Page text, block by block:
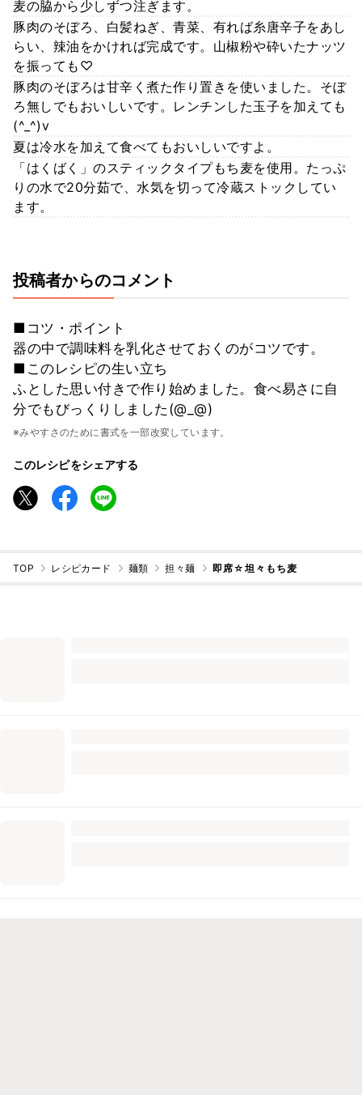
麦の脇から少しずつ注ぎます。
豚肉のそぼろ、白髪ねぎ、青菜、有れば糸唐辛子をあし
らい、辣油をかければ完成です。山椒粉や砕いたナッツ
を振っても♡
豚肉のそぼろは甘辛く煮た作り置きを使いました。そぼ
ろ無しでもおいしいです。レンチンした玉子を加えても
(^_^)v
夏は冷水を加えて食べてもおいしいですよ。
「はくばく」のスティックタイプもち麦を使用。たっぷ
りの水で20分茹で、水気を切って冷蔵ストックしてい
ます。
投稿者からのコメント
■コツ・ポイント
器の中で調味料を乳化させておくのがコツです。
■このレシピの生い立ち
ふとした思い付きで作り始めました。食べ易さに自
分でもびっくりしました(@_@)
※みやすさのために書式を一部改変しています。
このレシピをシェアする
TOP レシピカード 麺類 担々麺 即席☆坦々もち麦